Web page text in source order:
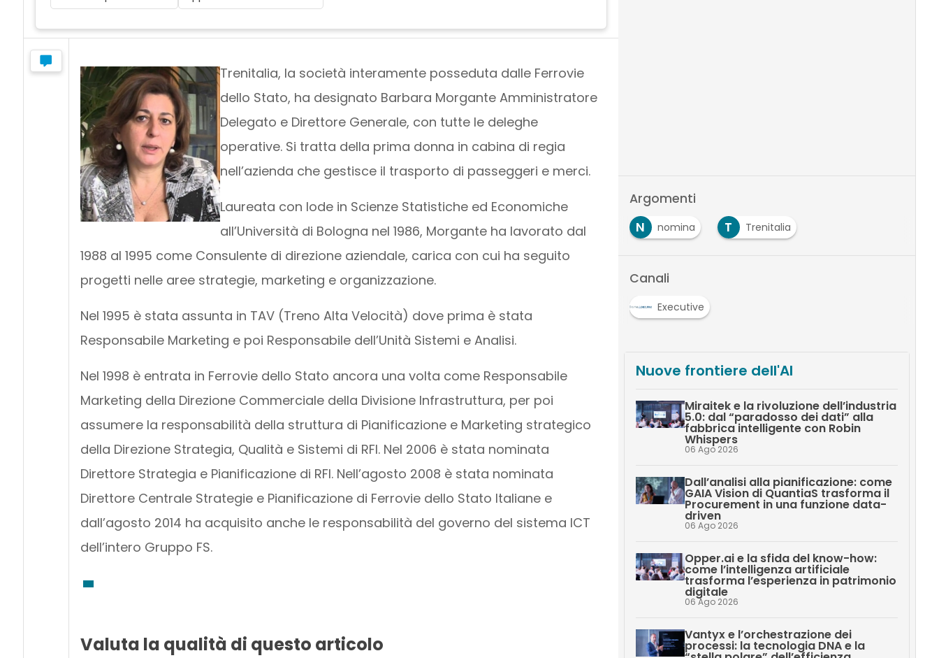
Trenitalia, la società interamente posseduta dalle Ferrovie
dello Stato, ha designato Barbara Morgante Amministratore
Delegato e Direttore Generale, con tutte le deleghe
operative. Si tratta della prima donna in cabina di regia
nell’azienda che gestisce il trasporto di passeggeri e merci.
Laureata con lode in Scienze Statistiche ed Economiche
all’Università di Bologna nel 1986, Morgante ha lavorato dal
1988 al 1995 come Consulente di direzione aziendale, carica con cui ha seguito
progetti nelle aree strategie, marketing e organizzazione.
Nel 1995 è stata assunta in TAV (Treno Alta Velocità) dove prima è stata
Responsabile Marketing e poi Responsabile dell’Unità Sistemi e Analisi.
Nel 1998 è entrata in Ferrovie dello Stato ancora una volta come Responsabile
Marketing della Direzione Commerciale della Divisione Infrastruttura, per poi
assumere la responsabilità della struttura di Pianificazione e Marketing strategico
della Direzione Strategia, Qualità e Sistemi di RFI. Nel 2006 è stata nominata
Direttore Strategia e Pianificazione di RFI. Nell’agosto 2008 è stata nominata
Direttore Centrale Strategie e Pianificazione di Ferrovie dello Stato Italiane e
dall’agosto 2014 ha acquisito anche le responsabilità del governo del sistema ICT
dell’intero Gruppo FS.
Valuta la qualità di questo articolo
Argomenti
N
nomina T Trenitalia
Canali
Executive
Nuove frontiere dell'AI
Miraitek e la rivoluzione dell’industria
5.0: dal “paradosso dei dati” alla
fabbrica intelligente con Robin
Whispers
06 Ago 2026
Dall’analisi alla pianificazione: come
GAIA Vision di QuantiaS trasforma il
Procurement in una funzione data-
driven
06 Ago 2026
Opper.ai e la sfida del know-how:
come l’intelligenza artificiale
trasforma l’esperienza in patrimonio
digitale
06 Ago 2026
Vantyx e l’orchestrazione dei
processi: la tecnologia DNA e la